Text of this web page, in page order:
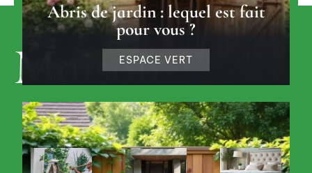
Abris de jardin : lequel est fait
pour vous ?
ESPACE VERT
Maison
DÉCOUVRIR